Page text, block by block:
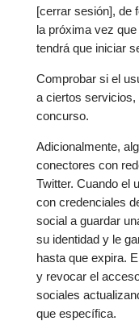
[cerrar sesión], de
la próxima vez
tendrá que iniciar
Comprobar si el
a ciertos servicios,
concurso.
Adicionalmente,
conectores con
Twitter. Cuando el
con credenciales
social a guardar
su identidad y le
hasta que expira.
y revocar el
sociales
que específica.